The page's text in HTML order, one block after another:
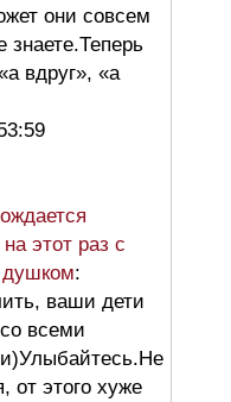
они совсем
знаете.Теперь
вдруг», «а
этот раз с
душком:
ваши дети
всеми
от этого хуже